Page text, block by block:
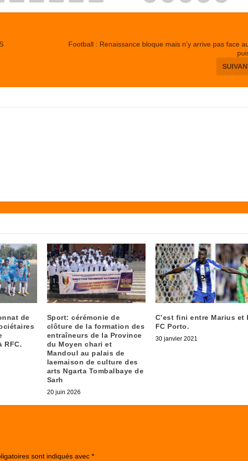
Football : Renaissance bloque mais n’y arrive pas face
de
RFC.
Sport: cérémonie de
clôture de la formation des
entraîneurs de la Province
du Moyen chari et
Mandoul au palais de
laemaison de culture des
arts Ngarta Tombalbaye de
Sarh
20 juin 2026
C’est fini entre Marius et
FC Porto.
30 janvier 2021
sont indiqués avec*